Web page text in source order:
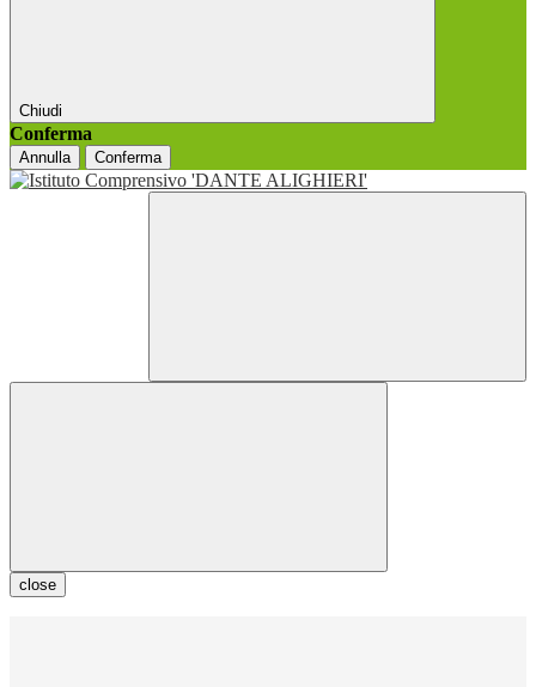
Chiudi
Conferma
Annulla Conferma
close